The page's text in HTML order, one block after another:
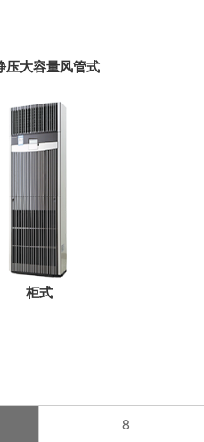
压大容量风管式
柜式
8